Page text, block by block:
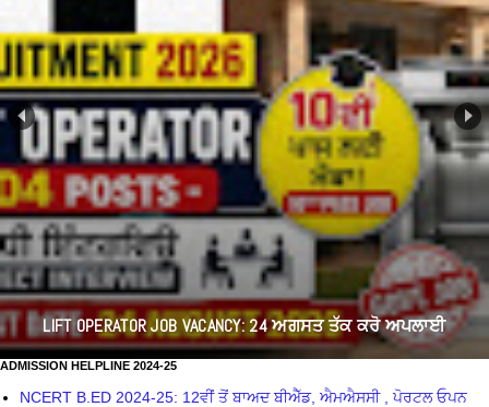
LIFT OPERATOR JOB VACANCY: 24 ਅਗਸਤ ਤੱਕ ਕਰੋ ਅਪਲਾਈ
ADMISSION HELPLINE 2024-25
NCERT B.ED 2024-25: 12ਵੀਂ ਤੋਂ ਬਾਅਦ ਬੀਐੱਡ, ਐਮਐਸਸੀ , ਪੋਰਟਲ ਓਪਨ